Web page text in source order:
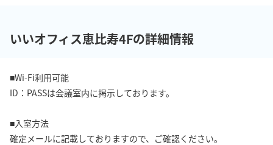
いいオフィス恵比寿4Fの詳細情報
■Wi-Fi利用可能
ID：PASSは会議室内に掲示しております。
■入室方法
確定メールに記載しておりますので、ご確認ください。